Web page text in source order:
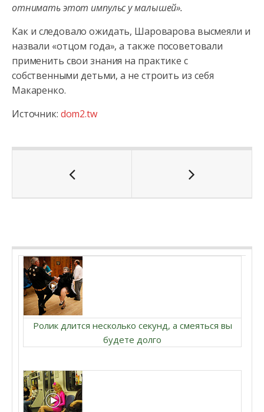
отнимать этот импульс у малышей».
Как и следовало ожидать, Шароварова высмеяли и
назвали «отцом года», а также посоветовали
применить свои знания на практике с
собственными детьми, а не строить из себя
Макаренко.
Источник: dom2.tw
Ролик длится несколько секунд, а смеяться вы
будете долго